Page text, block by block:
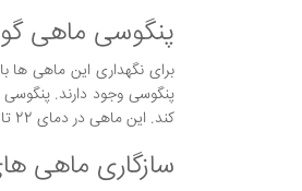
پنگوسی ماهی
برای نگهداری این ماهی ها
پنگوسی وجود دارند.
کند. این ماهی در دمای 22 تا 26 درجه به صورت عالی زندگی می کند و 6.5 الی 7.5 ph آب است.
سازگاری ماهی